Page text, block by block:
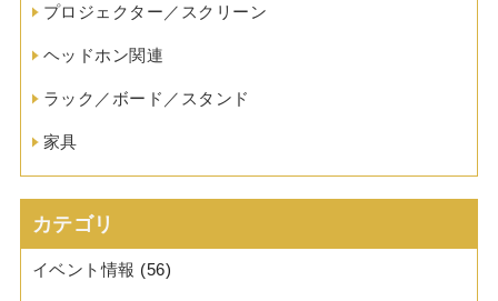
プロジェクター／スクリーン
ヘッドホン関連
ラック／ボード／スタンド
家具
カテゴリ
イベント情報 (56)